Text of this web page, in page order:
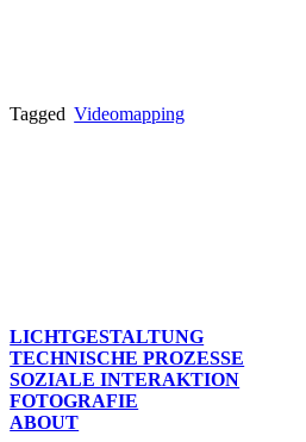
Tagged Videomapping
LICHTGESTALTUNG
TECHNISCHE PROZESSE
SOZIALE INTERAKTION
FOTOGRAFIE
ABOUT